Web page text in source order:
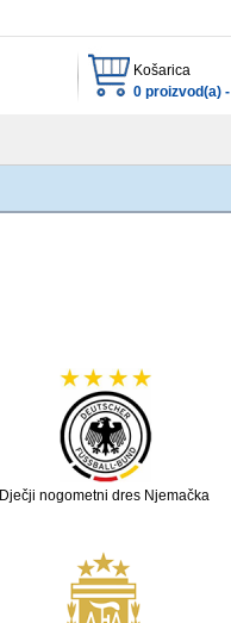
Košarica
0 proizvod(a) -
Dječji nogometni dres Njemačka